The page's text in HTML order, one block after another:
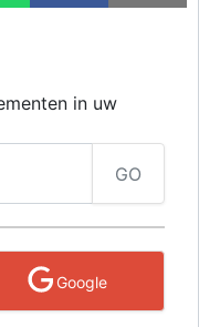
in uw
GO
Google